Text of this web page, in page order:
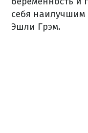
себя наилучшим
Эшли Грэм.